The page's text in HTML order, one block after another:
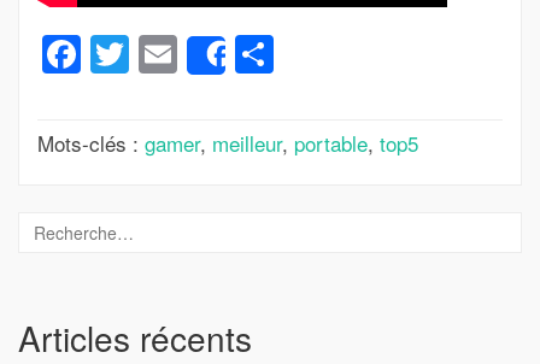
Facebook
Twitter
Email
Share
Mots-clés : gamer, meilleur, portable, top5
Articles récents